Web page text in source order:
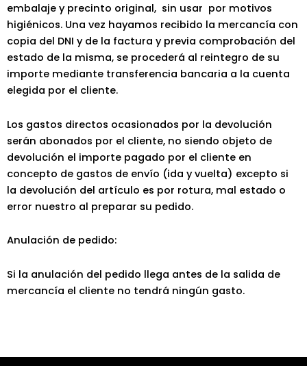
embalaje y precinto original, sin usar por motivos
higiénicos. Una vez hayamos recibido la mercancía con
copia del DNI y de la factura y previa comprobación del
estado de la misma, se procederá al reintegro de su
importe mediante transferencia bancaria a la cuenta
elegida por el cliente.
Los gastos directos ocasionados por la devolución
serán abonados por el cliente, no siendo objeto de
devolución el importe pagado por el cliente en
concepto de gastos de envío (ida y vuelta) excepto si
la devolución del artículo es por rotura, mal estado o
error nuestro al preparar su pedido.
Anulación de pedido:
Si la anulación del pedido llega antes de la salida de
mercancía el cliente no tendrá ningún gasto.